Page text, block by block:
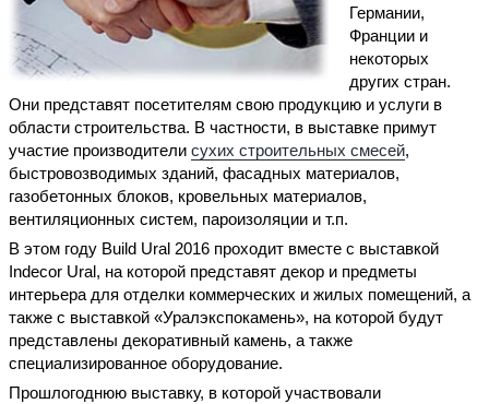
Германии,
Франции и
некоторых
других стран.
Они представят посетителям свою продукцию и услуги в
области строительства. В частности, в выставке примут
участие производители сухих строительных смесей,
быстровозводимых зданий, фасадных материалов,
газобетонных блоков, кровельных материалов,
вентиляционных систем, пароизоляции и т.п.
В этом году Build Ural 2016 проходит вместе с выставкой
Indecor Ural, на которой представят декор и предметы
интерьера для отделки коммерческих и жилых помещений, а
также с выставкой «Уралэкспокамень», на которой будут
представлены декоративный камень, а также
специализированное оборудование.
Прошлогоднюю выставку, в которой участвовали